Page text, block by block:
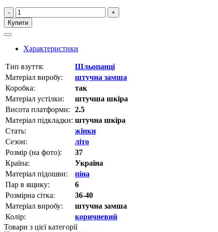
-
+
Купити
Характеристики
Тип взуття:
Шльопанці
Матеріал виробу:
штучна замша
Коробка:
так
Матеріал устілки:
штучша шкіра
Висота платформи:
2.5
Матеріал підкладки: штучна шкіра
Стать:
жінки
Сезон:
літо
Розмір (на фото):
37
Країна:
Україна
Матеріал підошви:
піна
Пар в ящику:
6
Розмірна сітка:
36-40
Матеріал виробу:
штучна замша
Колір:
коричневий
Товари з цієї категорії